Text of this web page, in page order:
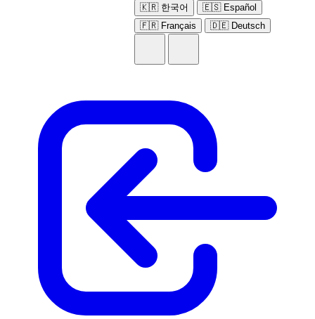
🇰🇷 한국어
🇪🇸 Español
🇫🇷 Français
🇩🇪 Deutsch